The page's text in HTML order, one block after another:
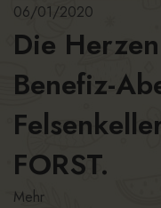
06/01/2020
Die
Benefiz-
FORST.
Mehr